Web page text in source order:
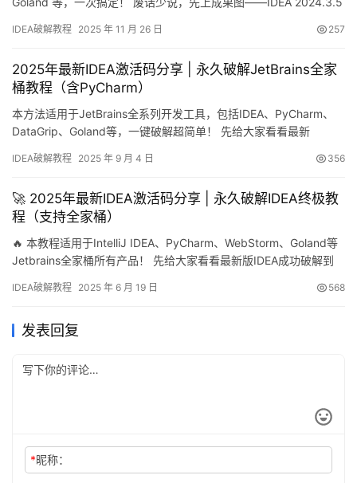
活，老版本同样适用。 无论 Windows、macOS 还是 Linux，所有
IDEA破解教程 2025 年 11 月 26 日 257
2025年最新IDEA激活码分享 | 永久破解JetBrains全家
桶教程（含PyCharm）
本方法适用于JetBrains全系列开发工具，包括IDEA、PyCharm、
DataGrip、Goland等，一键破解超简单！ 先给大家看看最新
发工具激活问题！ 下面将用详细的图文教程，手把手教你如何永久
什么操作系统，成功率10…
IDEA破解教程 2025 年 9 月 4 日 356
🚀 2025年最新IDEA激活码分享 | 永久破解IDEA终极教
程（支持全家桶）
🔥 本教程适用于IntelliJ IDEA、PyCharm、WebStorm、Goland等
Jetbrains全家桶所有产品！ 先给大家看看最新版IDEA成功破解到
手教你如何永久激活IDEA，这个方法同样适用于旧版本哦～ 无论你
IDEA破解教程 2025 年 6 月 19 日 568
发表回复
*昵称：